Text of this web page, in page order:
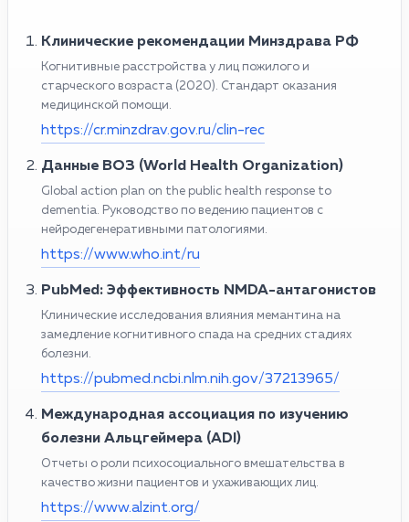
Клинические рекомендации Минздрава РФ
Когнитивные расстройства у лиц пожилого и
старческого возраста (2020). Стандарт оказания
медицинской помощи.
https://cr.minzdrav.gov.ru/clin-rec
Данные ВОЗ (World Health Organization)
Global action plan on the public health response to
dementia. Руководство по ведению пациентов с
нейродегенеративными патологиями.
https://www.who.int/ru
PubMed: Эффективность NMDA-антагонистов
Клинические исследования влияния мемантина на
замедление когнитивного спада на средних стадиях
болезни.
https://pubmed.ncbi.nlm.nih.gov/37213965/
Международная ассоциация по изучению
болезни Альцгеймера (ADI)
Отчеты о роли психосоциального вмешательства в
качество жизни пациентов и ухаживающих лиц.
https://www.alzint.org/